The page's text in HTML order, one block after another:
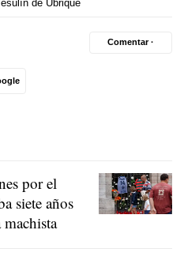
de Ubrique
Comentar ·
por el
siete años